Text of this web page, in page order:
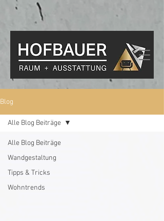
Blog
Alle Blog Beiträge
Wandgestaltung
Tipps & Tricks
Wohntrends
Alle Blog Beiträge